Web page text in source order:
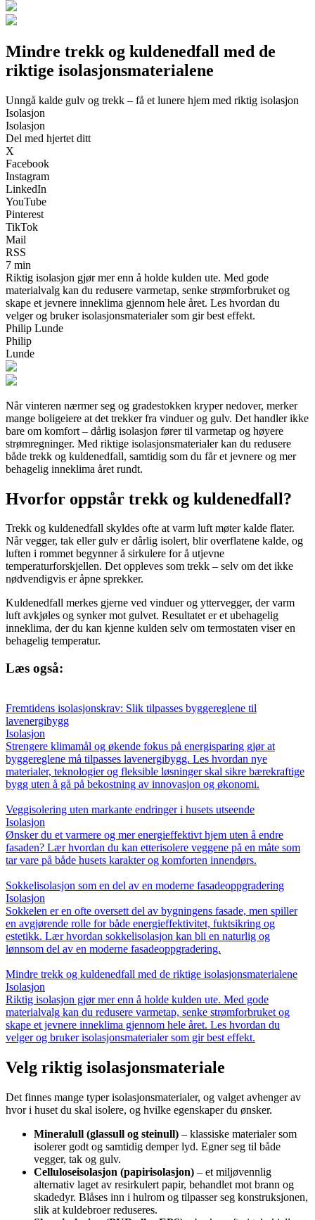
Mindre trekk og kuldenedfall med de
riktige isolasjonsmaterialene
Unngå kalde gulv og trekk – få et lunere hjem med riktig isolasjon
Isolasjon
Isolasjon
Del med hjertet ditt
X
Facebook
Instagram
LinkedIn
YouTube
Pinterest
TikTok
Mail
RSS
7 min
Riktig isolasjon gjør mer enn å holde kulden ute. Med gode
materialvalg kan du redusere varmetap, senke strømforbruket og
skape et jevnere inneklima gjennom hele året. Les hvordan du
velger og bruker isolasjonsmaterialer som gir best effekt.
Philip Lunde
Philip
Lunde
Når vinteren nærmer seg og gradestokken kryper nedover, merker
mange boligeiere at det trekker fra vinduer og gulv. Det handler ikke
bare om komfort – dårlig isolasjon fører til varmetap og høyere
strømregninger. Med riktige isolasjonsmaterialer kan du redusere
både trekk og kuldenedfall, samtidig som du får et jevnere og mer
behagelig inneklima året rundt.
Hvorfor oppstår trekk og kuldenedfall?
Trekk og kuldenedfall skyldes ofte at varm luft møter kalde flater.
Når vegger, tak eller gulv er dårlig isolert, blir overflatene kalde, og
luften i rommet begynner å sirkulere for å utjevne
temperaturforskjellen. Det oppleves som trekk – selv om det ikke
nødvendigvis er åpne sprekker.
Kuldenedfall merkes gjerne ved vinduer og yttervegger, der varm
luft avkjøles og synker mot gulvet. Resultatet er et ubehagelig
inneklima, der du kan kjenne kulden selv om termostaten viser en
behagelig temperatur.
Læs også:
Fremtidens isolasjonskrav: Slik tilpasses byggereglene til
lavenergibygg
Isolasjon
Strengere klimamål og økende fokus på energisparing gjør at
byggereglene må tilpasses lavenergibygg. Les hvordan nye
materialer, teknologier og fleksible løsninger skal sikre bærekraftige
bygg uten å gå på bekostning av innovasjon og økonomi.
Veggisolering uten markante endringer i husets utseende
Isolasjon
Ønsker du et varmere og mer energieffektivt hjem uten å endre
fasaden? Lær hvordan du kan etterisolere veggene på en måte som
tar vare på både husets karakter og komforten innendørs.
Sokkelisolasjon som en del av en moderne fasadeoppgradering
Isolasjon
Sokkelen er en ofte oversett del av bygningens fasade, men spiller
en avgjørende rolle for både energieffektivitet, fuktsikring og
estetikk. Lær hvordan sokkelisolasjon kan bli en naturlig og
lønnsom del av en moderne fasadeoppgradering.
Mindre trekk og kuldenedfall med de riktige isolasjonsmaterialene
Isolasjon
Riktig isolasjon gjør mer enn å holde kulden ute. Med gode
materialvalg kan du redusere varmetap, senke strømforbruket og
skape et jevnere inneklima gjennom hele året. Les hvordan du
velger og bruker isolasjonsmaterialer som gir best effekt.
Velg riktig isolasjonsmateriale
Det finnes mange typer isolasjonsmaterialer, og valget avhenger av
hvor i huset du skal isolere, og hvilke egenskaper du ønsker.
Mineralull (glassull og steinull) – klassiske materialer som
isolerer godt og samtidig demper lyd. Egner seg til både
vegger, tak og gulv.
Celluloseisolasjon (papirisolasjon) – et miljøvennlig
alternativ laget av resirkulert papir, behandlet mot brann og
skadedyr. Blåses inn i hulrom og tilpasser seg konstruksjonen,
slik at kuldebroer reduseres.